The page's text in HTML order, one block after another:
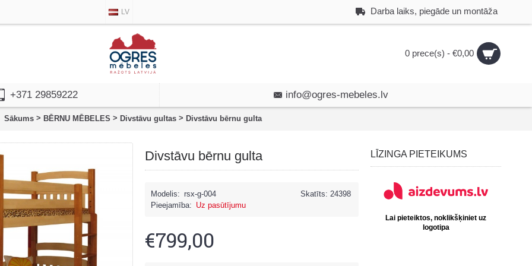
LV Darba laiks, piegāde un montāža
0 prece(s) - €0,00
+371 29859222 info@ogres-mebeles.lv
Sākums > BĒRNU MĒBELES > Divstāvu gultas > Divstāvu bērnu gulta
LĪZINGA PIETEIKUMS
Lai pieteiktos, noklikšķiniet uz
logotipa
Divstāvu bērnu gulta
Skatīts: 24398
Modelis: rsx-g-004
Pieejamība: Uz pasūtījumu
€799,00